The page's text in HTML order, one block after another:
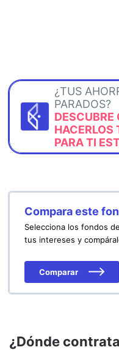
¿TUS
PARADOS?
DESCUBRE
HACERLOS
PARA TI
Compara este
Selecciona los fondos
tus intereses y
Comparar
¿Dónde